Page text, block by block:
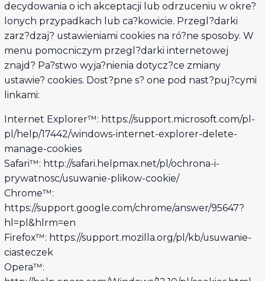
decydowania o ich akceptacji lub odrzuceniu w okre?
lonych przypadkach lub ca?kowicie. Przegl?darki
zarz?dzaj? ustawieniami cookies na ró?ne sposoby. W
menu pomocniczym przegl?darki internetowej
znajd? Pa?stwo wyja?nienia dotycz?ce zmiany
ustawie? cookies. Dost?pne s? one pod nast?puj?cymi
linkami:
Internet Explorer™: https://support.microsoft.com/pl-
pl/help/17442/windows-internet-explorer-delete-
manage-cookies
Safari™: http://safari.helpmax.net/pl/ochrona-i-
prywatnosc/usuwanie-plikow-cookie/
Chrome™:
https://support.google.com/chrome/answer/95647?
hl=pl&hlrm=en
Firefox™: https://support.mozilla.org/pl/kb/usuwanie-
ciasteczek
Opera™: